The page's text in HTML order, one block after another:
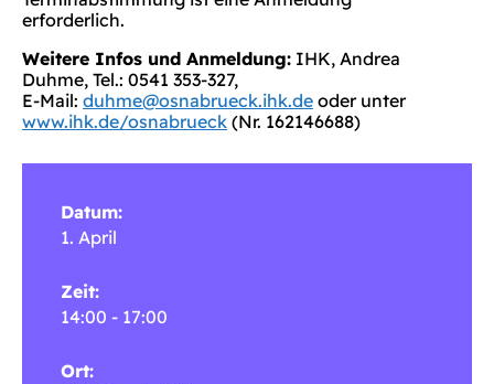
erforderlich.
Weitere Infos und Anmeldung: IHK, Andrea
Duhme, Tel.: 0541 353-327,
E-Mail: duhme@osnabrueck.ihk.de oder unter
www.ihk.de/osnabrueck (Nr. 162146688)
Datum:
1. April
Zeit:
14:00 - 17:00
Ort: